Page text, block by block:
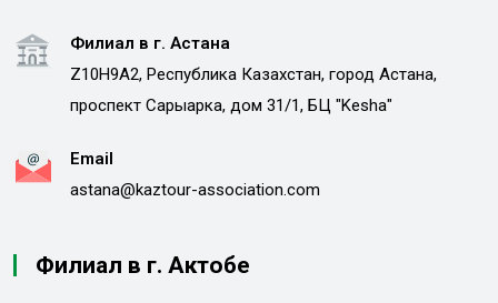
Филиал в г. Астана
Z10H9A2, Республика Казахстан, город Астана,
проспект Сарыарка, дом 31/1, БЦ "Kesha"
Email
astana@kaztour-association.com
Филиал в г. Актобе